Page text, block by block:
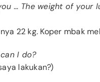
… The weight of your
22 kg. Koper mbak
I do?
lakukan?)